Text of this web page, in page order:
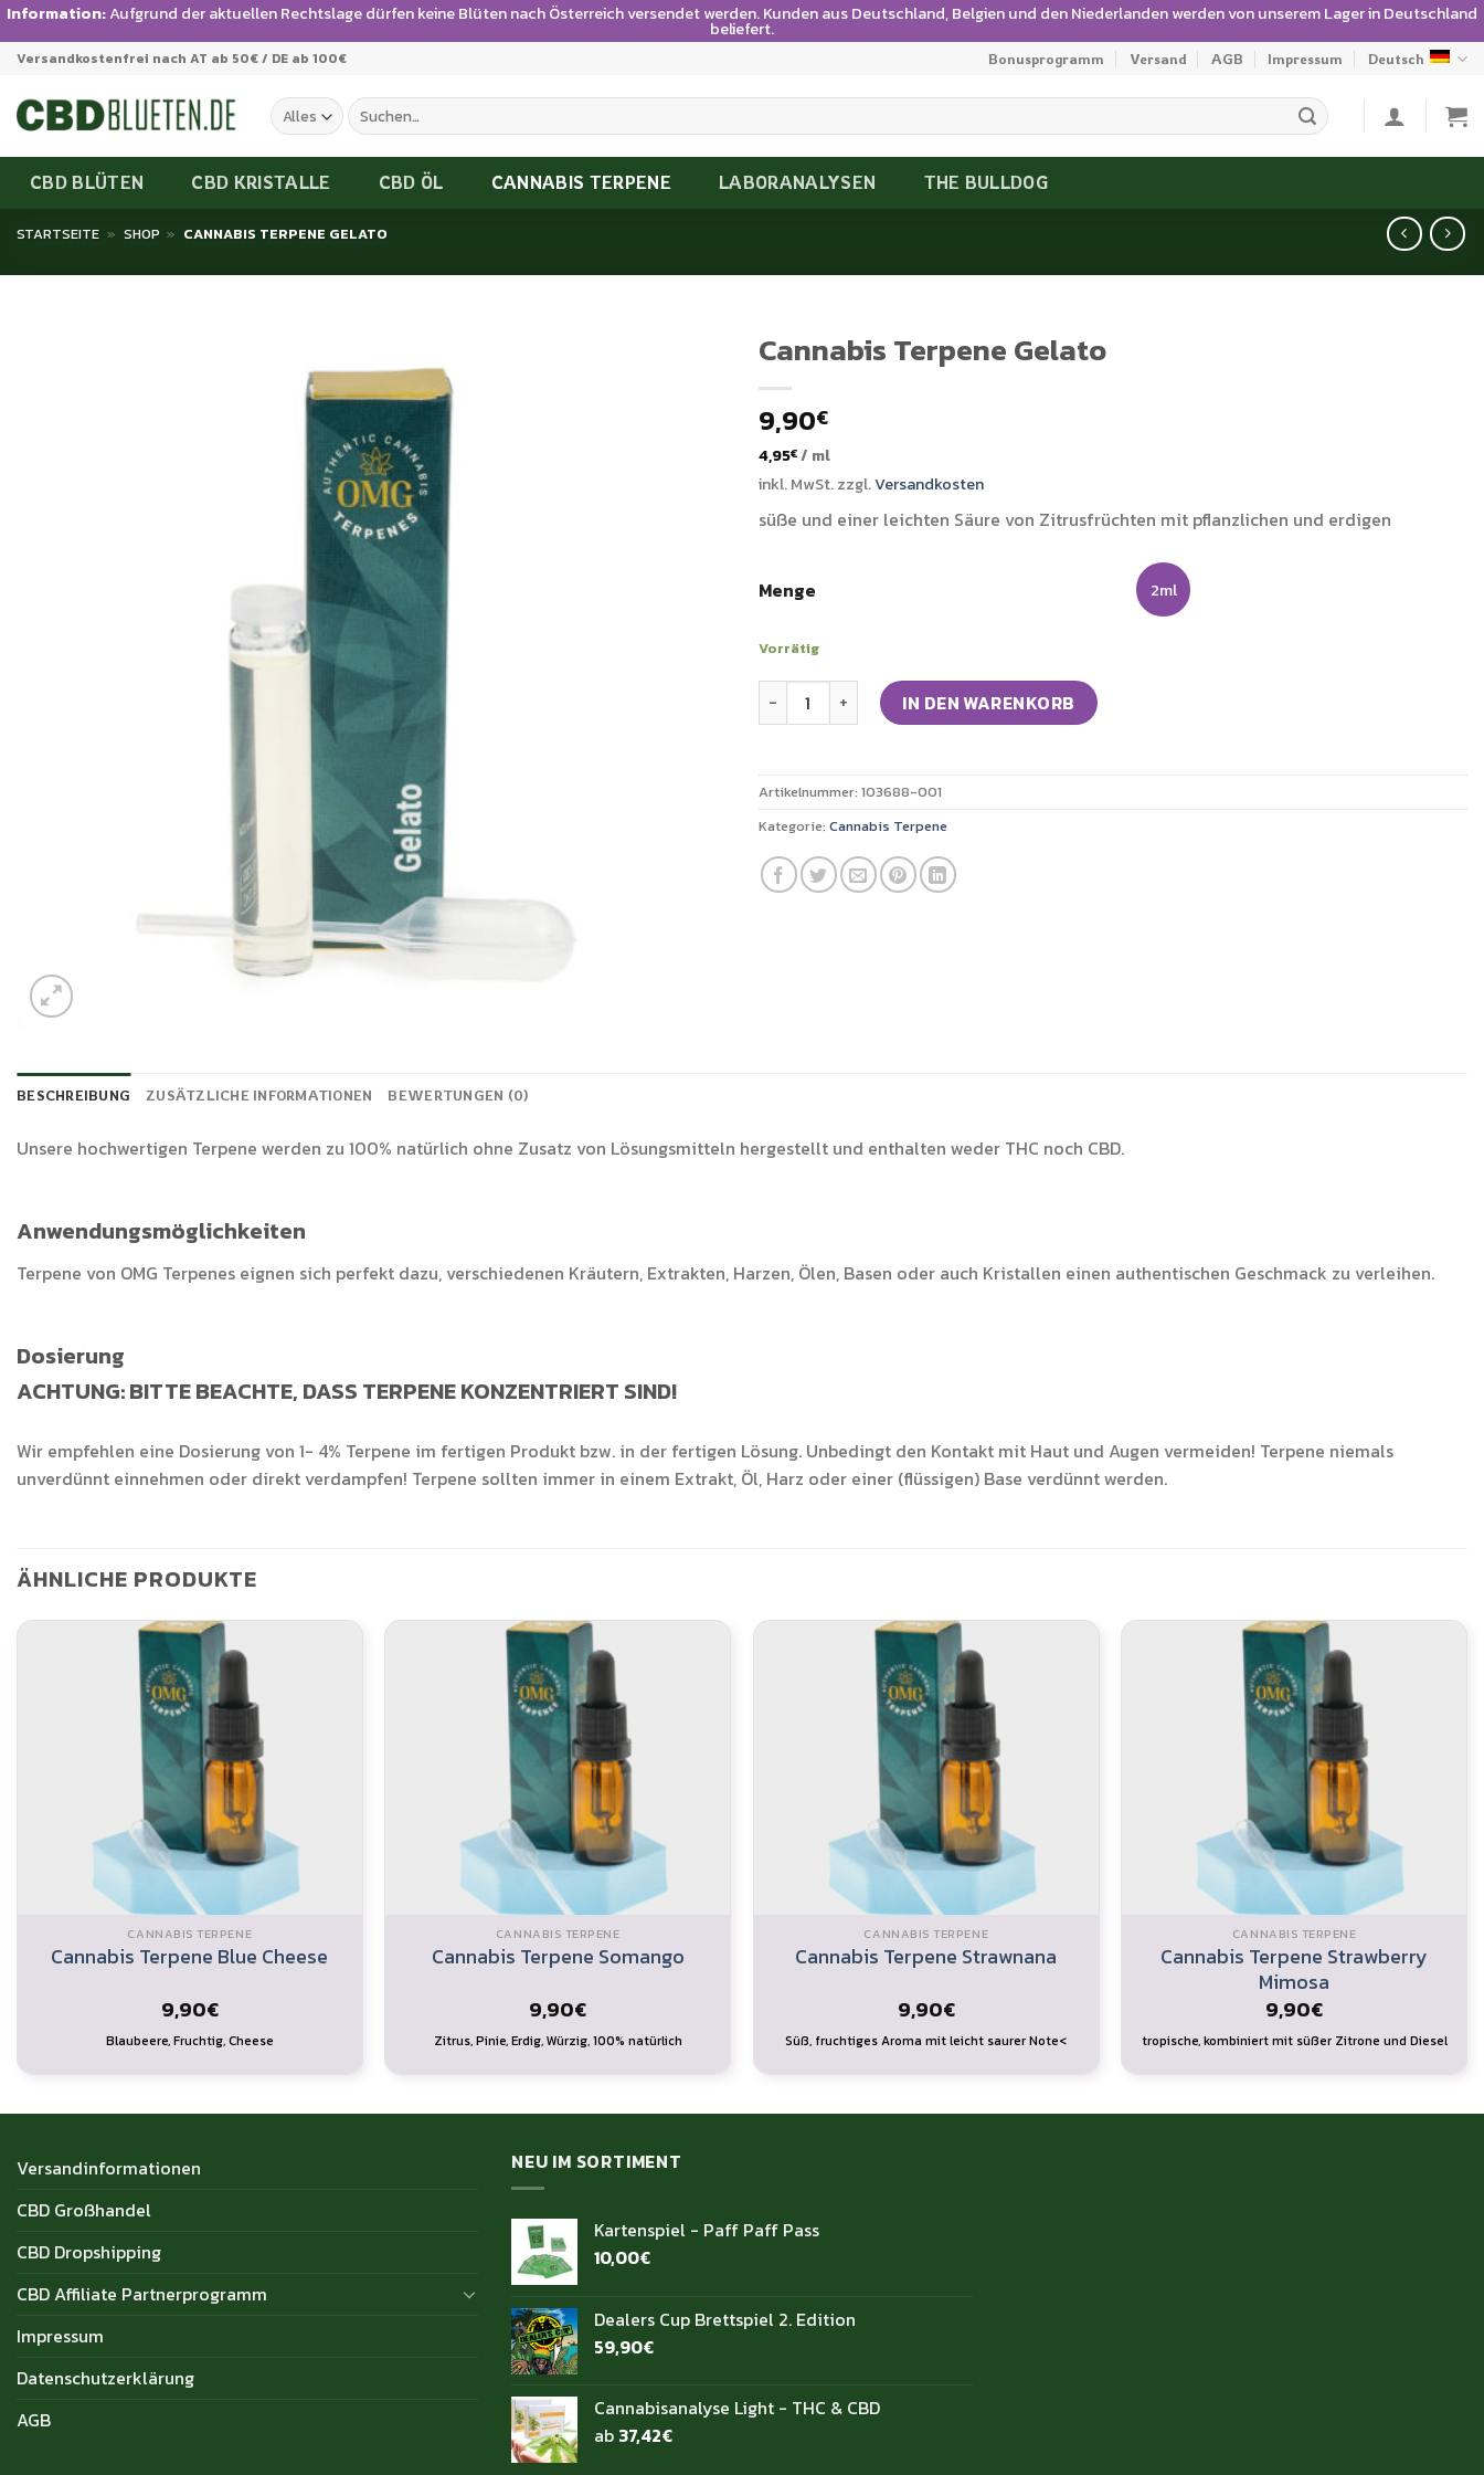
Information:Aufgrund der aktuellen Rechtslage dürfen keine Blüten nach Österreich versendet werden. Kunden aus Deutschland, Belgien und den Niederlanden werden von unserem Lager in Deutschland
beliefert.
Zum
springen
Versandkostenfrei nach AT ab 50€ / DE ab 100€ Bonusprogramm Versand AGB Impressum Deutsch
Suchen
nach:
CBD BLÜTEN CBD KRISTALLE CBD ÖL CANNABIS TERPENE LABORANALYSEN THE BULLDOG
STARTSEITE » SHOP » CANNABIS TERPENE GELATO
Cannabis Terpene Gelato
9,90€
4,95€/ ml
inkl. MwSt.zzgl.Versandkosten
süße und einer leichten Säure von Zitrusfrüchten mit pflanzlichen und erdigen
Menge 2ml
Vorrätig
Cannabis Terpene Gelato Menge
IN DEN WARENKORB
Artikelnummer: 103688-001
Kategorie: Cannabis Terpene
BESCHREIBUNG ZUSÄTZLICHE INFORMATIONEN BEWERTUNGEN (0)
Unsere hochwertigen Terpene werden zu 100% natürlich ohne Zusatz von Lösungsmitteln hergestellt und enthalten weder THC noch CBD.
Anwendungsmöglichkeiten
Terpene von OMG Terpenes eignen sich perfekt dazu, verschiedenen Kräutern, Extrakten, Harzen, Ölen, Basen oder auch Kristallen einen authentischen Geschmack zu verleihen.
Dosierung
ACHTUNG: BITTE BEACHTE, DASS TERPENE KONZENTRIERT SIND!
Wir empfehlen eine Dosierung von 1- 4% Terpene im fertigen Produkt bzw. in der fertigen Lösung. Unbedingt den Kontakt mit Haut und Augen vermeiden! Terpene niemals
unverdünnt einnehmen oder direkt verdampfen! Terpene sollten immer in einem Extrakt, Öl, Harz oder einer (flüssigen) Base verdünnt werden.
ÄHNLICHE PRODUKTE
CANNABIS TERPENE
Cannabis Terpene Blue Cheese
9,90€
Blaubeere, Fruchtig, Cheese
CANNABIS TERPENE
Cannabis Terpene Somango
9,90€
Zitrus, Pinie, Erdig, Würzig, 100% natürlich
CANNABIS TERPENE
Cannabis Terpene Strawnana
9,90€
Süß, fruchtiges Aroma mit leicht saurer Note<
CANNABIS TERPENE
Cannabis Terpene Strawberry
Mimosa
9,90€
tropische, kombiniert mit süßer Zitrone und Diesel
Versandinformationen
CBD Großhandel
CBD Dropshipping
CBD Affiliate Partnerprogramm
Impressum
Datenschutzerklärung
AGB
NEU IM SORTIMENT
Kartenspiel - Paff Paff Pass
10,00€
Dealers Cup Brettspiel 2. Edition
59,90€
Cannabisanalyse Light - THC & CBD
ab 37,42€